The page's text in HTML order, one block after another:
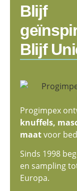
Blijf
Blijf
Progimpex
knuffels,
maatvoor
Sinds 1998
en sampling
Europa.